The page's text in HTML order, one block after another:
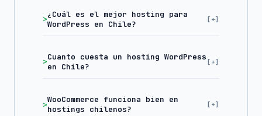
¿Cuál es el mejor hosting para
WordPress en Chile?
Cuanto cuesta un hosting WordPress
en Chile?
WooCommerce funciona bien en
hostings chilenos?